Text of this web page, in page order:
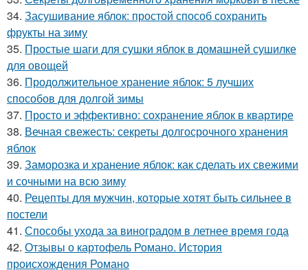
34. Засушивание яблок: простой способ сохранить
фрукты на зиму
35. Простые шаги для сушки яблок в домашней сушилке
для овощей
36. Продолжительное хранение яблок: 5 лучших
способов для долгой зимы
37. Просто и эффективно: сохранение яблок в квартире
38. Вечная свежесть: секреты долгосрочного хранения
яблок
39. Заморозка и хранение яблок: как сделать их свежими
и сочными на всю зиму
40. Рецепты для мужчин, которые хотят быть сильнее в
постели
41. Способы ухода за виноградом в летнее время года
42. Отзывы о картофель Романо. История
происхождения Романо